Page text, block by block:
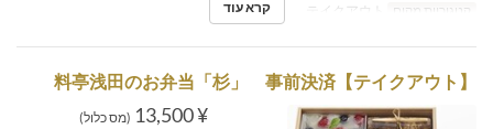
קטגוריית מקום
קרא עוד
【テイクアウト】料亭浅田のお弁当「杉」 事前決済
¥ 13,500 (מס כלול)